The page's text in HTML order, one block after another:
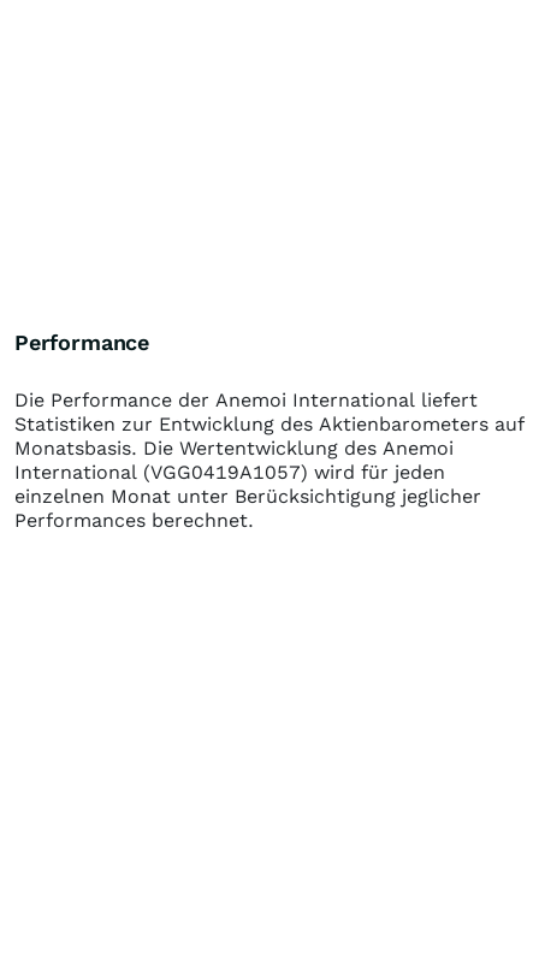
Performance
Die Performance der Anemoi International liefert
Statistiken zur Entwicklung des Aktienbarometers auf
Monatsbasis. Die Wertentwicklung des Anemoi
International (VGG0419A1057) wird für jeden
einzelnen Monat unter Berücksichtigung jeglicher
Performances berechnet.